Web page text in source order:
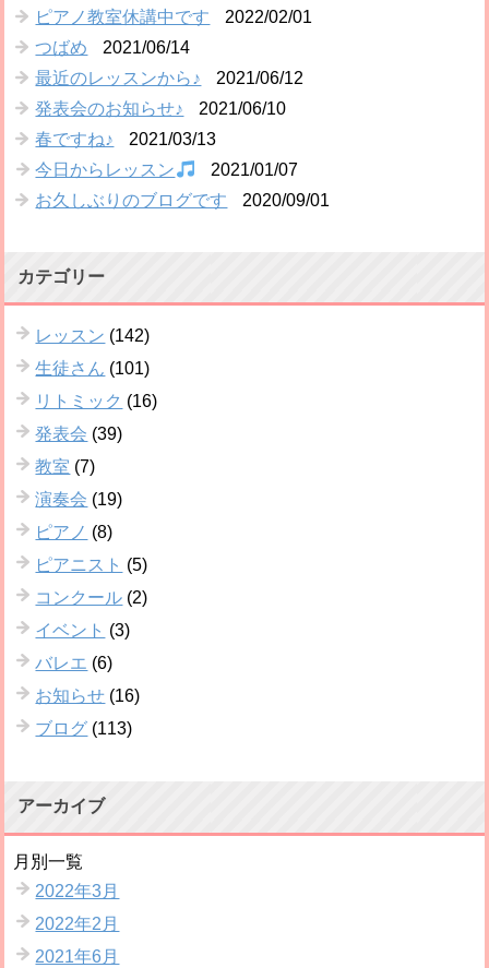
ピアノ教室休講中です
2022/02/01
つばめ
2021/06/14
最近のレッスンから♪
2021/06/12
発表会のお知らせ♪
2021/06/10
春ですね♪
2021/03/13
今日からレッスン
2021/01/07
お久しぶりのブログです
2020/09/01
カテゴリー
レッスン (142)
生徒さん (101)
リトミック (16)
発表会 (39)
教室 (7)
演奏会 (19)
ピアノ (8)
ピアニスト (5)
コンクール (2)
イベント (3)
バレエ (6)
お知らせ (16)
ブログ (113)
アーカイブ
月別一覧
2022年3月
2022年2月
2021年6月